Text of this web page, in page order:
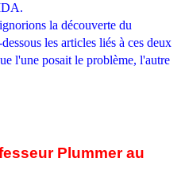
la découverte du
les articles liés à ces deux
l'une posait le problème, l'autre
Plummer au